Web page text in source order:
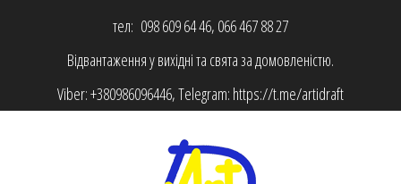
тел: 098 609 64 46, 066 467 88 27
Відвантаження у вихідні та свята за домовленістю.
Viber:+380986096446, Telegram: https://t.me/artidraft